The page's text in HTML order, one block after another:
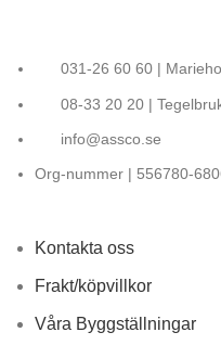
031-26 60 60 |
08-33 20 20 |
info@assco.se
Org-nummer | 556780-
Kontakta oss
Frakt/köpvillkor
Våra Byggställningar